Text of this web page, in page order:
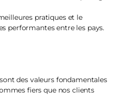
pratiques et le
performantes entre les pays.
des valeurs fondamentales
fiers que nos clients